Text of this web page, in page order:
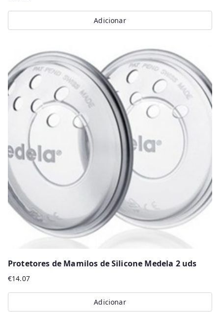
Adicionar
Protetores de Mamilos de Silicone Medela 2 uds
€14.07
Adicionar